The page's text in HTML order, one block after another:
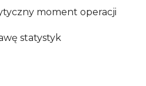
moment operacji
statystyk